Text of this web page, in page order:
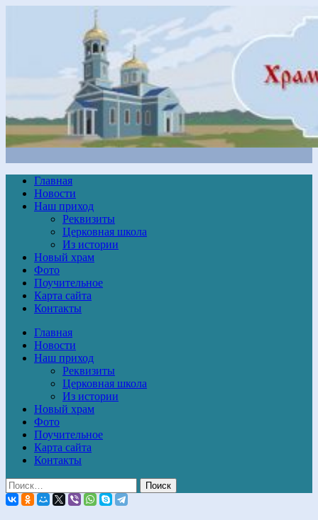
Главная
Новости
Наш приход
Реквизиты
Церковная школа
Из истории
Новый храм
Фото
Поучительное
Карта сайта
Контакты
Главная
Новости
Наш приход
Реквизиты
Церковная школа
Из истории
Новый храм
Фото
Поучительное
Карта сайта
Контакты